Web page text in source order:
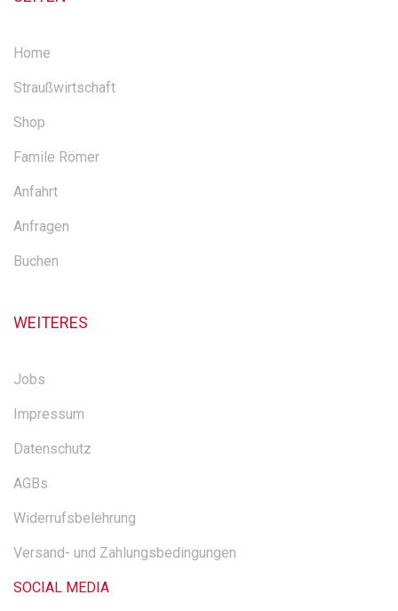
Home
Straußwirtschaft
Shop
Famile Römer
Anfahrt
Anfragen
Buchen
WEITERES
Jobs
Impressum
Datenschutz
AGBs
Widerrufsbelehrung
Versand- und Zahlungsbedingungen
SOCIAL MEDIA